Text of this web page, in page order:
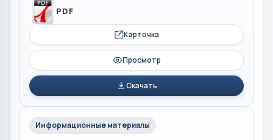
PDF
Карточка
Просмотр
Скачать
Информационные материалы